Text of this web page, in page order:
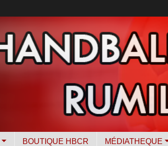
BOUTIQUE HBCR MÉDIATHEQUE